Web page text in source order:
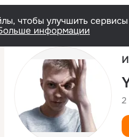
чтобы улучшить
информации
2